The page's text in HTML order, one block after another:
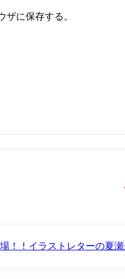
に保存する。
！！イラストレターの夏